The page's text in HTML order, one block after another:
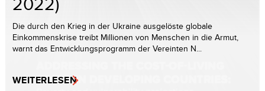
Die durch den Krieg in der Ukraine ausgelöste globale
Einkommenskrise treibt Millionen von Menschen in die Armut,
warnt das Entwicklungsprogramm der Vereinten N...
WEITERLESEN